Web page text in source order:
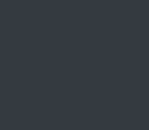
Список пунктов
телефны и адреса.
осмотра.
Список пунктов